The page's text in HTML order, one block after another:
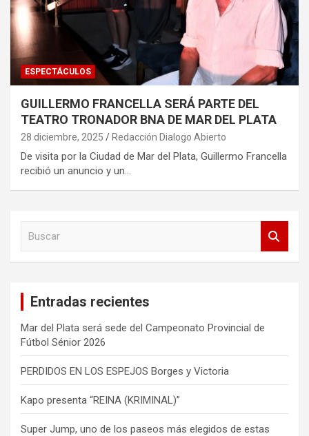
ESPECTÁCULOS
GUILLERMO FRANCELLA SERÁ PARTE DEL
TEATRO TRONADOR BNA DE MAR DEL PLATA
28 diciembre, 2025 Redacción Dialogo Abierto
De visita por la Ciudad de Mar del Plata, Guillermo Francella
recibió un anuncio y un…
Entradas recientes
Mar del Plata será sede del Campeonato Provincial de
Fútbol Sénior 2026
PERDIDOS EN LOS ESPEJOS Borges y Victoria
Kapo presenta “REINA (KRIMINAL)”
Super Jump, uno de los paseos más elegidos de estas